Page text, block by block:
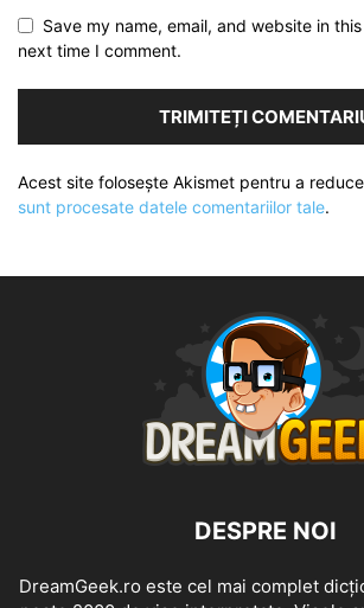
Save my name, email, and website in
next time I comment.
Acest site folosește Akismet pentru a
sunt procesate datele comentariilor tale.
DESPRE NOI
DreamGeek.ro este cel mai complet